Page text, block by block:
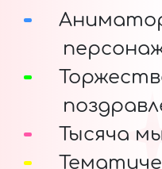
Тысяча